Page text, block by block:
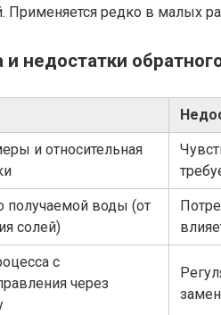
Применяется редко в малых
недостатки
и относительная
получаемой воды (от
солей)
с
через